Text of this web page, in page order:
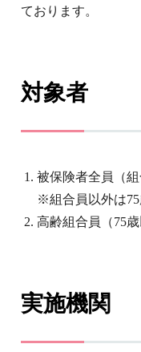
ております。
対象者
被保険者全員（
※組合員以外は
高齢組合員（75歳
実施機関